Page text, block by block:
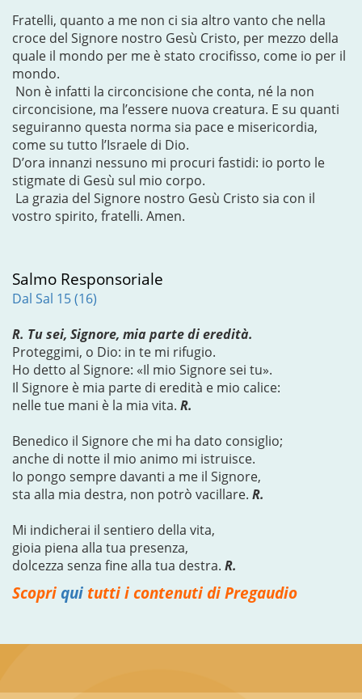
Fratelli, quanto a me non ci sia altro vanto che nella
croce del Signore nostro Gesù Cristo, per mezzo della
quale il mondo per me è stato crocifisso, come io per il
mondo.
Non è infatti la circoncisione che conta, né la non
circoncisione, ma l’essere nuova creatura. E su quanti
seguiranno questa norma sia pace e misericordia,
come su tutto l’Israele di Dio.
D’ora innanzi nessuno mi procuri fastidi: io porto le
stigmate di Gesù sul mio corpo.
La grazia del Signore nostro Gesù Cristo sia con il
vostro spirito, fratelli. Amen.
Salmo Responsoriale
Dal Sal 15 (16)
R. Tu sei, Signore, mia parte di eredità.
Proteggimi, o Dio: in te mi rifugio.
Ho detto al Signore: «Il mio Signore sei tu».
Il Signore è mia parte di eredità e mio calice:
nelle tue mani è la mia vita. R.
Benedico il Signore che mi ha dato consiglio;
anche di notte il mio animo mi istruisce.
Io pongo sempre davanti a me il Signore,
sta alla mia destra, non potrò vacillare. R.
Mi indicherai il sentiero della vita,
gioia piena alla tua presenza,
dolcezza senza fine alla tua destra. R.
Scopriqui tutti i contenuti di Pregaudio